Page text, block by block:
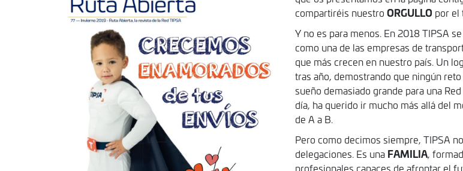
compartiréis nuestro ORGULLO por el
Y no es para menos. En 2018 TIPSA
como una de las empresas de
que más crecen en nuestro país. Un
tras año, demostrando que ningún
sueño demasiado grande para una
día, ha querido ir mucho más allá del
de A a B.
Pero como decimos siempre, TIPSA
delegaciones. Es una FAMILIA,
profesionales capaces de afrontar el